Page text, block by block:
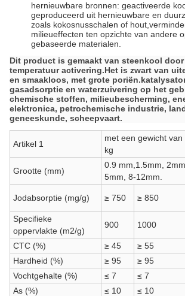
hernieuwbare bronnen: geactiveerde
geproduceerd uit hernieuwbare en
zoals kokosnusschalen of
milieueffecten ten opzichte van andere
gebaseerde materialen.
Dit product is gemaakt van steenkool
temperatuur activering.Het is zwart van
en smaakloos, met grote
gasadsorptie en waterzuivering op het
chemische stoffen, milieubescherming,
elektronica, petrochemische industrie,
geneeskunde, scheepvaart.
Artikel 1
met een gewicht
kg
Grootte (mm)
0.9 mm,1.5mm,
5mm, 8-12mm.
Jodabsorptie (mg/g) ≥ 750 ≥ 850
Specifieke
oppervlakte (m2/g)
900 1000
CTC (%) ≥ 45 ≥ 55
Hardheid (%)
≥ 95 ≥ 95
Vochtgehalte (%)
≤ 7 ≤ 7
As (%)
≤ 10 ≤ 10